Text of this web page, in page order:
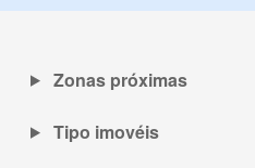
Zonas próximas
Tipo imovéis